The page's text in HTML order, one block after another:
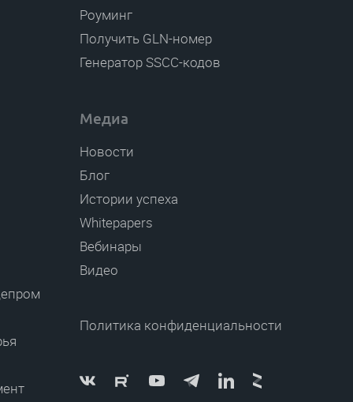
Роуминг
Получить GLN-номер
Генератор SSCC-кодов
Медиа
Новости
Блог
Истории успеха
Whitepapers
Вебинары
Видео
Политика конфиденциальности